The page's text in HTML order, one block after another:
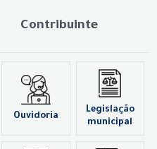
Contribuinte
Ouvidoria
Legislação
municipal